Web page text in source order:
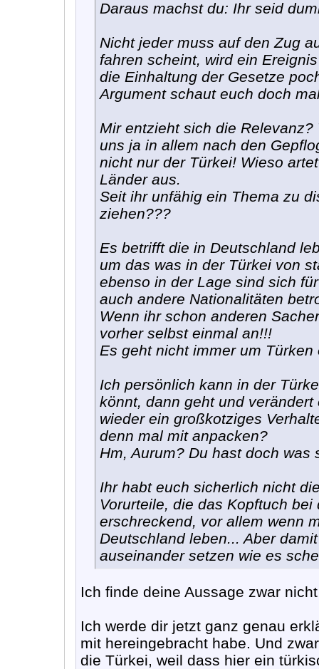
Daraus machst du: Ihr seid
Nicht jeder muss auf den Zug
fahren scheint, wird ein
die Einhaltung der Gesetze
Argument schaut euch doch
Mir entzieht sich die
uns ja in allem nach den
nicht nur der Türkei! Wieso
Länder aus.
Seit ihr unfähig ein Thema zu
ziehen???
Es betrifft die in Deutschland
um das was in der Türkei von
ebenso in der Lage sind sich
auch andere Nationalitäten
Wenn ihr schon anderen
vorher selbst einmal an!!!
Es geht nicht immer um Türken
Ich persönlich kann in der
könnt, dann geht und
wieder ein großkotziges
denn mal mit anpacken?
Hm, Aurum? Du hast doch
Ihr habt euch sicherlich nicht
Vorurteile, die das Kopftuch
erschreckend, vor allem wenn
Deutschland leben... Aber
auseinander setzen wie es
Ich finde deine Aussage zwar
Ich werde dir jetzt ganz genau
mit hereingebracht habe. Und
die Türkei, weil dass hier ein